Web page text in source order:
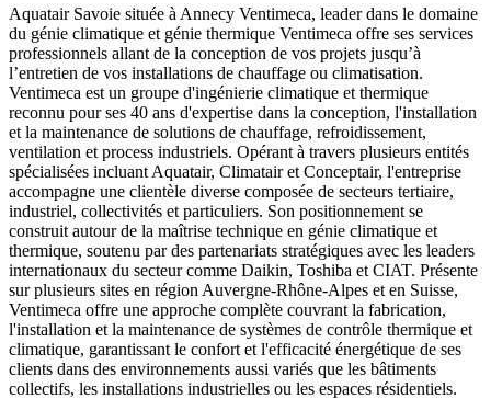
Aquatair Savoie située à Annecy Ventimeca, leader dans le domaine
du génie climatique et génie thermique Ventimeca offre ses services
professionnels allant de la conception de vos projets jusqu’à
l’entretien de vos installations de chauffage ou climatisation.
Ventimeca est un groupe d'ingénierie climatique et thermique
reconnu pour ses 40 ans d'expertise dans la conception, l'installation
et la maintenance de solutions de chauffage, refroidissement,
ventilation et process industriels. Opérant à travers plusieurs entités
spécialisées incluant Aquatair, Climatair et Conceptair, l'entreprise
accompagne une clientèle diverse composée de secteurs tertiaire,
industriel, collectivités et particuliers. Son positionnement se
construit autour de la maîtrise technique en génie climatique et
thermique, soutenu par des partenariats stratégiques avec les leaders
internationaux du secteur comme Daikin, Toshiba et CIAT. Présente
sur plusieurs sites en région Auvergne-Rhône-Alpes et en Suisse,
Ventimeca offre une approche complète couvrant la fabrication,
l'installation et la maintenance de systèmes de contrôle thermique et
climatique, garantissant le confort et l'efficacité énergétique de ses
clients dans des environnements aussi variés que les bâtiments
collectifs, les installations industrielles ou les espaces résidentiels.